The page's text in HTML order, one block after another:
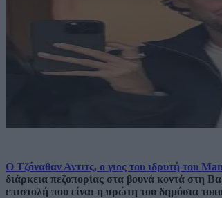
Ο Τζόναθαν Αντιτς, ο γιος του ιδρυτή του
διάρκεια πεζοπορίας στα βουνά κοντά στη
επιστολή που είναι η πρώτη του δημόσια